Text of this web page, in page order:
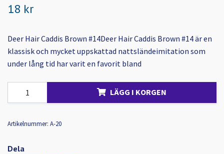
18 kr
Deer Hair Caddis Brown #14Deer Hair Caddis Brown #14 är en
klassisk och mycket uppskattad nattsländeimitation som
under lång tid har varit en favorit bland
LÄGG I KORGEN
Artikelnummer: A-20
Dela